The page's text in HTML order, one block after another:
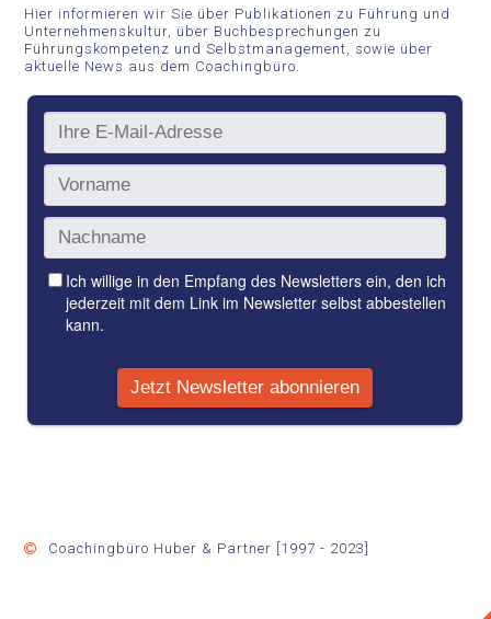
Hier informieren wir Sie über Publikationen zu Führung und
Unternehmenskultur, über Buchbesprechungen zu
Führungskompetenz und Selbstmanagement, sowie über
aktuelle News aus dem Coachingbüro.
Coachingbüro Huber & Partner [1997 - 2023]